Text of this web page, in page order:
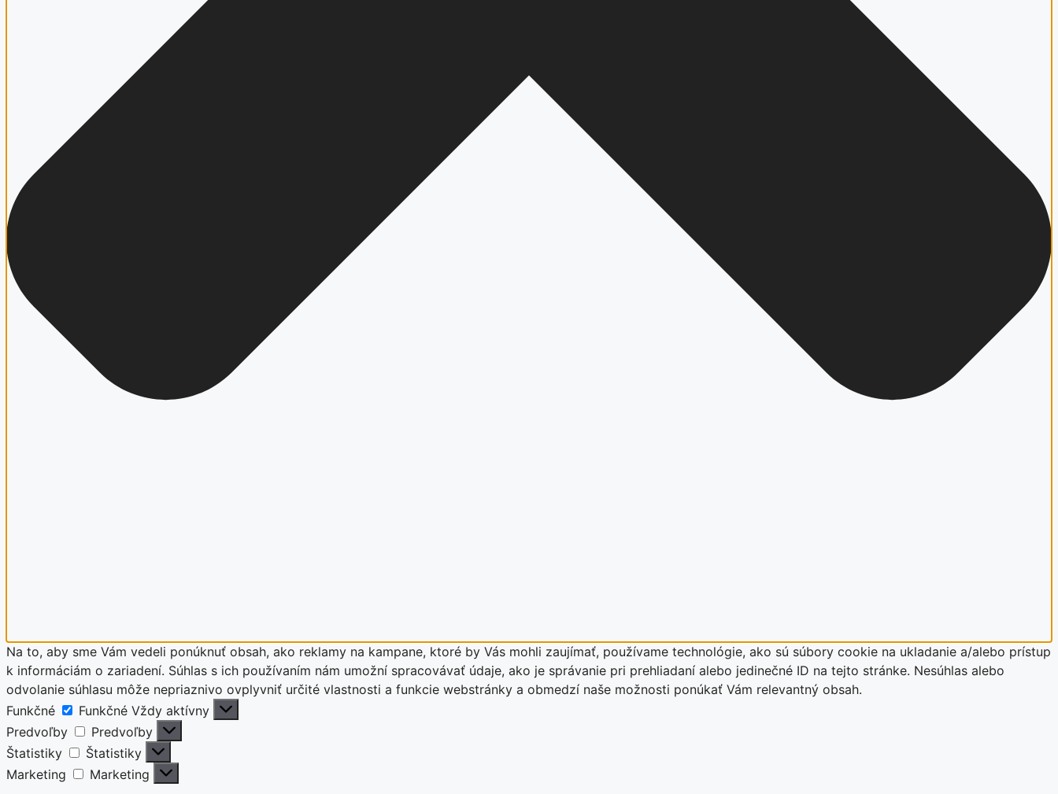
Na to, aby sme Vám vedeli ponúknuť obsah, ako reklamy na kampane, ktoré by Vás mohli zaujímať, používame technológie, ako sú súbory cookie na ukladanie a/alebo prístup
k informáciám o zariadení. Súhlas s ich používaním nám umožní spracovávať údaje, ako je správanie pri prehliadaní alebo jedinečné ID na tejto stránke. Nesúhlas alebo
odvolanie súhlasu môže nepriaznivo ovplyvniť určité vlastnosti a funkcie webstránky a obmedzí naše možnosti ponúkať Vám relevantný obsah.
Funkčné
Funkčné Vždy aktívny
Predvoľby
Predvoľby
Štatistiky
Štatistiky
Marketing
Marketing